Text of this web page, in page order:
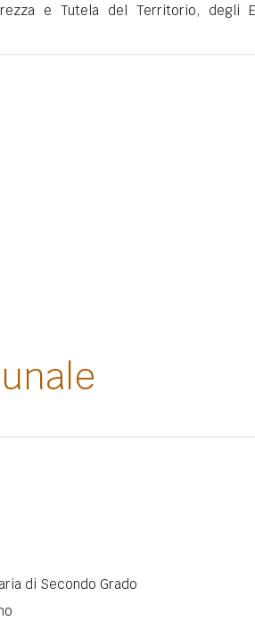
e Tutela del Territorio, degli
di Secondo Grado